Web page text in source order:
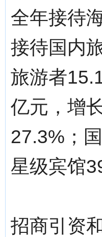
全年接待
接待国内
旅游者
亿元，增
27.3%；
星级宾馆
招商引资